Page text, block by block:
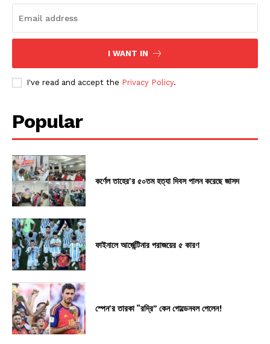
I WANT IN
I've read and accept the Privacy Policy.
Popular
কর্ণেল তাহের’র ৫০তম হত্যা দিবস পালন করেছে জাসদ
ফাইনালে আর্জেন্টিনার পরাজয়ের ৫ কারণ
স্পেন’র তারকা “রদ্রি” কেন গোল্ডেনবল পেলেন!